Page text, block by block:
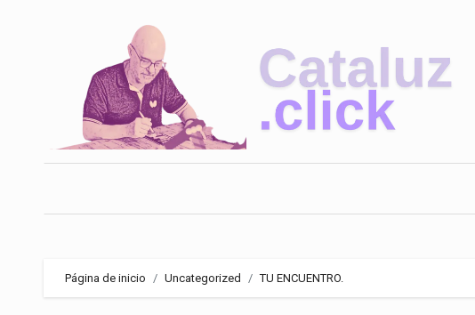
Página de inicio Uncategorized TU ENCUENTRO.